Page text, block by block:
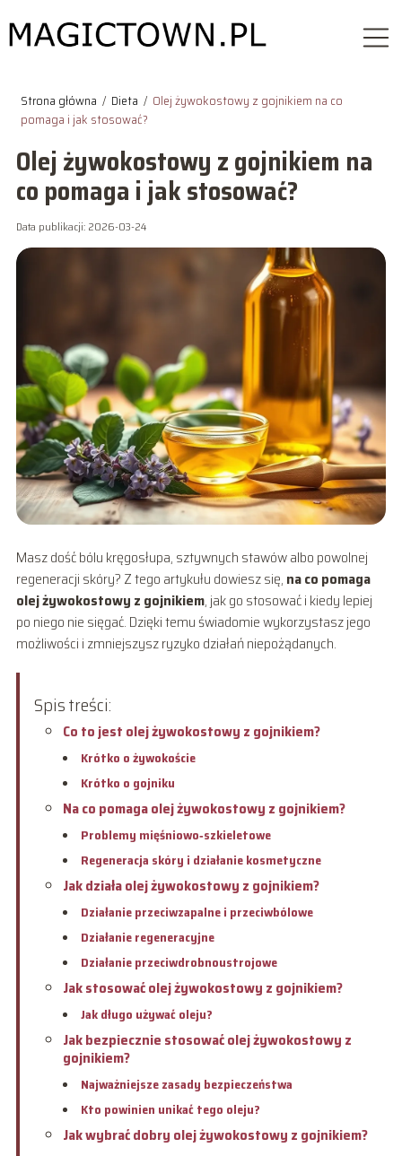
Strona główna / Dieta / Olej żywokostowy z gojnikiem na co
pomaga i jak stosować?
Olej żywokostowy z gojnikiem na
co pomaga i jak stosować?
Data publikacji: 2026-03-24
Masz dość bólu kręgosłupa, sztywnych stawów albo powolnej
regeneracji skóry? Z tego artykułu dowiesz się, na co pomaga
olej żywokostowy z gojnikiem, jak go stosować i kiedy lepiej
po niego nie sięgać. Dzięki temu świadomie wykorzystasz jego
możliwości i zmniejszysz ryzyko działań niepożądanych.
Spis treści:
Co to jest olej żywokostowy z gojnikiem?
Krótko o żywokoście
Krótko o gojniku
Na co pomaga olej żywokostowy z gojnikiem?
Problemy mięśniowo‑szkieletowe
Regeneracja skóry i działanie kosmetyczne
Jak działa olej żywokostowy z gojnikiem?
Działanie przeciwzapalne i przeciwbólowe
Działanie regeneracyjne
Działanie przeciwdrobnoustrojowe
Jak stosować olej żywokostowy z gojnikiem?
Jak długo używać oleju?
Jak bezpiecznie stosować olej żywokostowy z
gojnikiem?
Najważniejsze zasady bezpieczeństwa
Kto powinien unikać tego oleju?
Jak wybrać dobry olej żywokostowy z gojnikiem?